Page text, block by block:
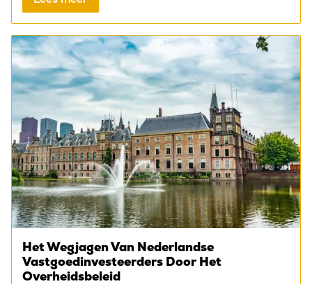
Het Wegjagen Van Nederlandse
Vastgoedinvesteerders Door Het
Overheidsbeleid